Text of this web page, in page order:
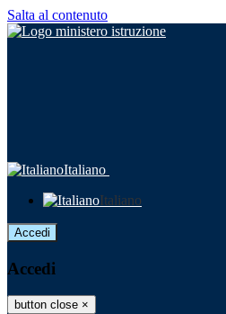
Salta al contenuto
Italiano
Italiano
Accedi
Accedi
button close ×